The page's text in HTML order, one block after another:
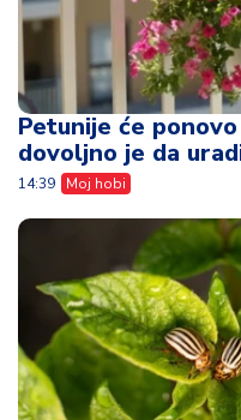
Petunije će
dovoljno je da
14:39 Moj hobi